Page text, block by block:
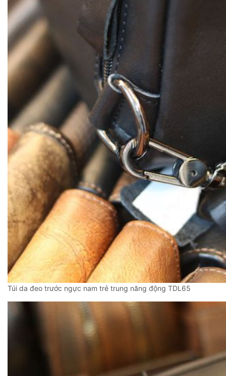
Túi da đeo trước ngực nam trẻ trung năng động TDL65